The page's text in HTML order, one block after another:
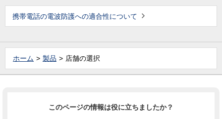
携帯電話の電波防護への適合性について
ホーム 製品 店舗の選択
このページの情報は役に立ちましたか？